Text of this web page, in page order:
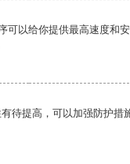
可以给你提供最高速度和
待提高，可以加强防护措